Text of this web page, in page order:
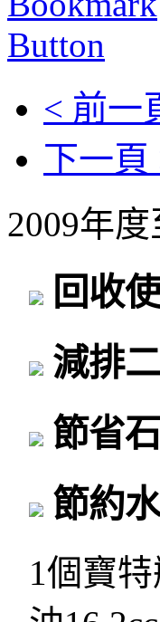
< 前一
下一頁
2009年
回收
減排
節省
節約
1個寶